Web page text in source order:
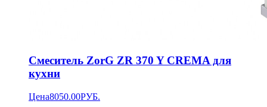
Смеситель ZorG ZR 370 Y CREMA для
кухни
Цена8050.00РУБ.